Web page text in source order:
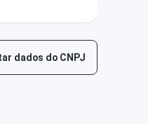
dados do CNPJ